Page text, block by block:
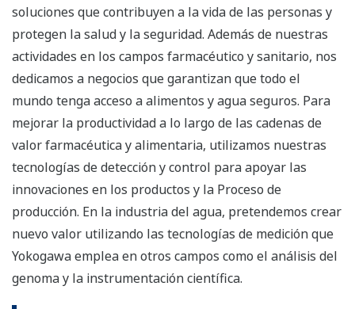
soluciones que contribuyen a la vida de las personas y
protegen la salud y la seguridad. Además de nuestras
actividades en los campos farmacéutico y sanitario, nos
dedicamos a negocios que garantizan que todo el
mundo tenga acceso a alimentos y agua seguros. Para
mejorar la productividad a lo largo de las cadenas de
valor farmacéutica y alimentaria, utilizamos nuestras
tecnologías de detección y control para apoyar las
innovaciones en los productos y la Proceso de
producción. En la industria del agua, pretendemos crear
nuevo valor utilizando las tecnologías de medición que
Yokogawa emplea en otros campos como el análisis del
genoma y la instrumentación científica.